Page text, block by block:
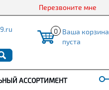
Перезвоните мне
0 Ваша корзина
пуста
АССОРТИМЕНТ